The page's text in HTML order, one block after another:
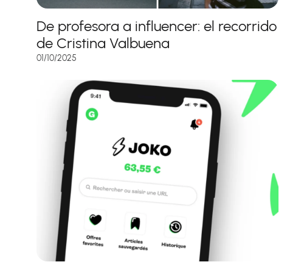
De profesora a influencer: el recorrido
de Cristina Valbuena
01/10/2025